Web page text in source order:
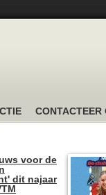
CONTACTEER
voor de
dit najaar